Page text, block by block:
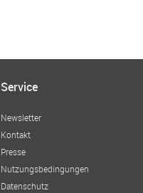
Service
Newsletter
Kontakt
Presse
Nutzungsbedingungen
Datenschutz